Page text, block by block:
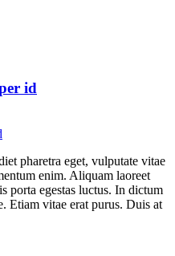
id
pharetra eget, vulputate vitae
enim. Aliquam laoreet
porta egestas luctus. In dictum
Etiam vitae erat purus. Duis at